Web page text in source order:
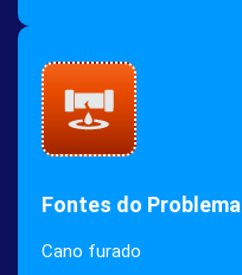
Fontes do Problema
Cano furado